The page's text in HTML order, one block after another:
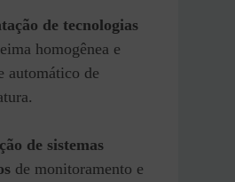
de tecnologias
homogênea e
automático de
de sistemas
de monitoramento e